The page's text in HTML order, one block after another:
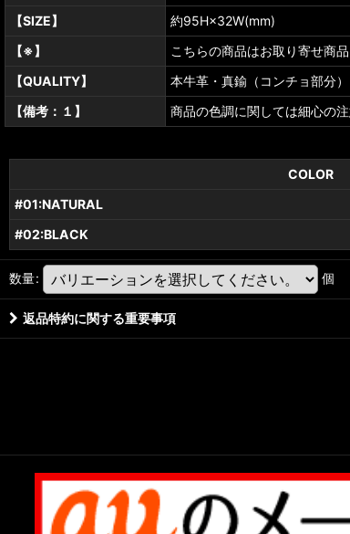
【SIZE】
約95H×32W(mm)
【※】
こちらの商品はお取り寄せ商
【QUALITY】
本牛革・真鍮（コンチョ部分）
【備考：１】
商品の色調に関しては細心の
COLOR
#01:NATURAL
#02:BLACK
数量: 個
返品特約に関する重要事項